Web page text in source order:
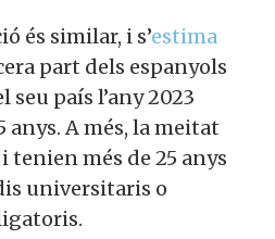
és similar, i s’estima
part dels espanyols
seu país l’any 2023
anys. A més, la meitat
tenien més de 25 anys
universitaris o